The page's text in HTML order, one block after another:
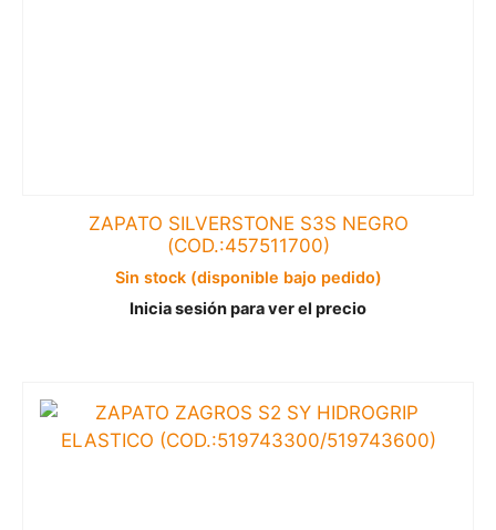
ZAPATO SILVERSTONE S3S NEGRO
(COD.:457511700)
Sin stock (disponible bajo pedido)
Inicia sesión para ver el precio